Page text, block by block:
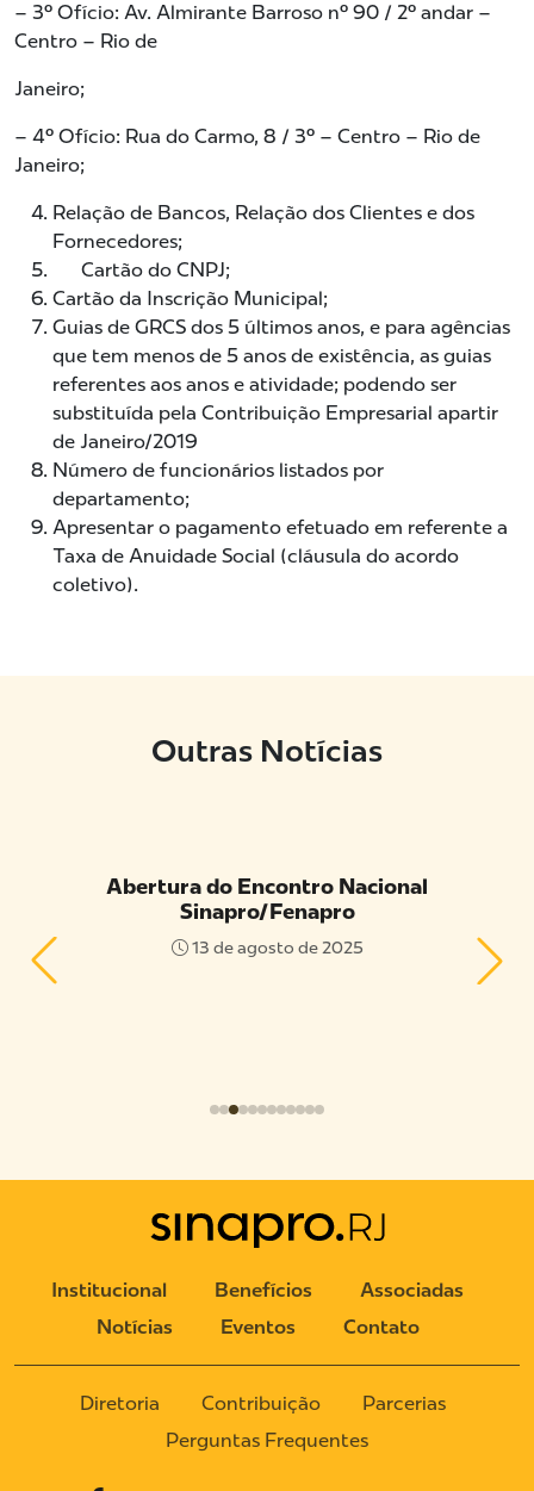
– 3º Ofício: Av. Almirante Barroso nº 90 / 2º andar –
Centro – Rio de
Janeiro;
– 4º Ofício: Rua do Carmo, 8 / 3º – Centro – Rio de
Janeiro;
Relação de Bancos, Relação dos Clientes e dos
Fornecedores;
Cartão do CNPJ;
Cartão da Inscrição Municipal;
Guias de GRCS dos 5 últimos anos, e para agências
que tem menos de 5 anos de existência, as guias
referentes aos anos e atividade; podendo ser
substituída pela Contribuição Empresarial apartir
de Janeiro/2019
Número de funcionários listados por
departamento;
Apresentar o pagamento efetuado em referente a
Taxa de Anuidade Social (cláusula do acordo
coletivo).
Outras Notícias
Abertura do Encontro Nacional
Sinapro/Fenapro
13 de agosto de 2025
Institucional Benefícios
Associadas
Notícias
Eventos Contato
Diretoria Contribuição
Parcerias
Perguntas Frequentes